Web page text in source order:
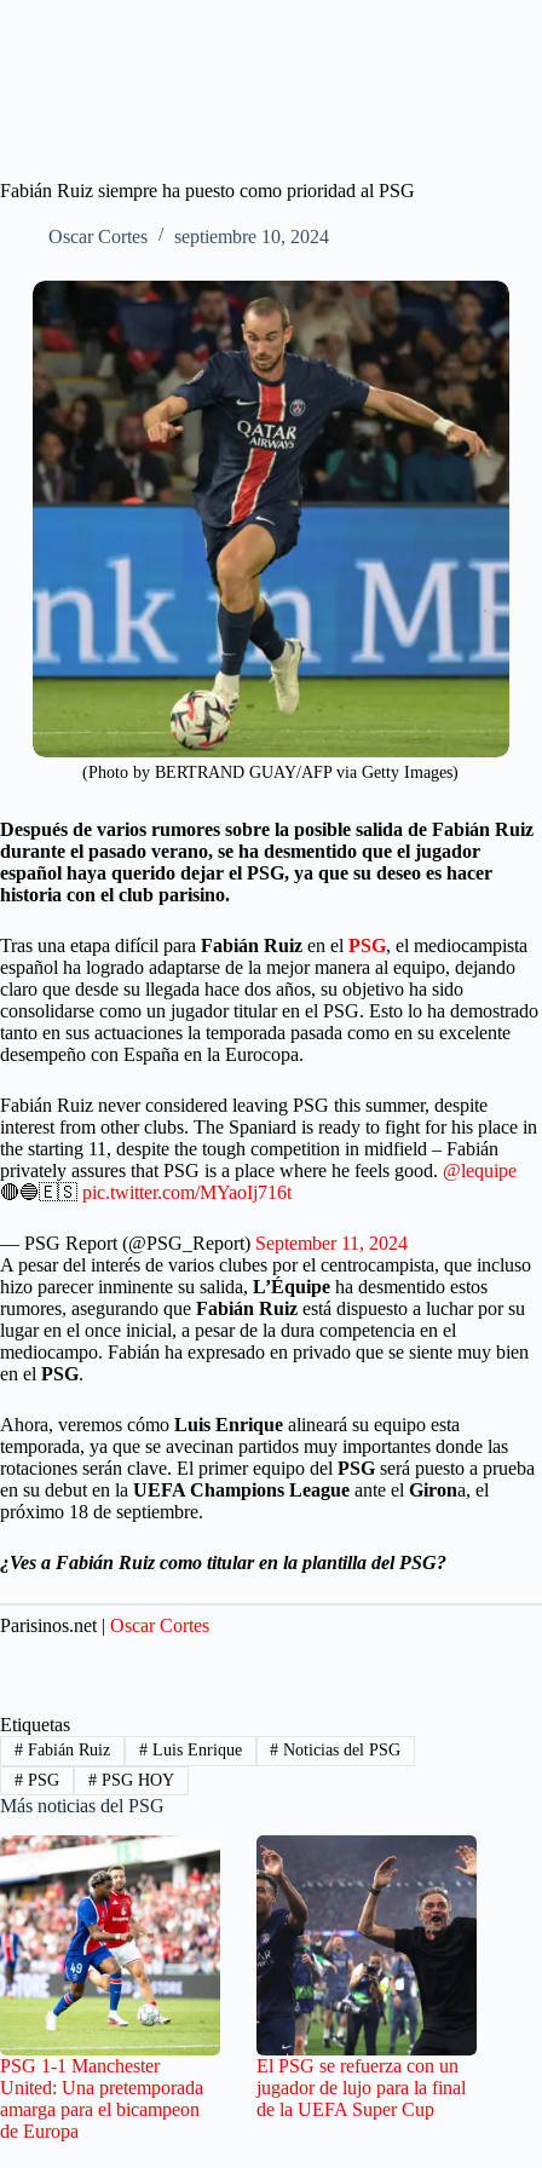
Fabián Ruiz siempre ha puesto como prioridad al PSG
Oscar Cortes septiembre 10, 2024
(Photo by BERTRAND GUAY/AFP via Getty Images)
Después de varios rumores sobre la posible salida de Fabián Ruiz
durante el pasado verano, se ha desmentido que el jugador
español haya querido dejar el PSG, ya que su deseo es hacer
historia con el club parisino.
Tras una etapa difícil para Fabián Ruiz en el PSG, el mediocampista
español ha logrado adaptarse de la mejor manera al equipo, dejando
claro que desde su llegada hace dos años, su objetivo ha sido
consolidarse como un jugador titular en el PSG. Esto lo ha demostrado
tanto en sus actuaciones la temporada pasada como en su excelente
desempeño con España en la Eurocopa.
Fabián Ruiz never considered leaving PSG this summer, despite
interest from other clubs. The Spaniard is ready to fight for his place in
the starting 11, despite the tough competition in midfield – Fabián
privately assures that PSG is a place where he feels good. @lequipe
🔴🔵🇪🇸 pic.twitter.com/MYaoIj716t
— PSG Report (@PSG_Report) September 11, 2024
A pesar del interés de varios clubes por el centrocampista, que incluso
hizo parecer inminente su salida, L’Équipe ha desmentido estos
rumores, asegurando que Fabián Ruiz está dispuesto a luchar por su
lugar en el once inicial, a pesar de la dura competencia en el
mediocampo. Fabián ha expresado en privado que se siente muy bien
en el PSG.
Ahora, veremos cómo Luis Enrique alineará su equipo esta
temporada, ya que se avecinan partidos muy importantes donde las
rotaciones serán clave. El primer equipo del PSG será puesto a prueba
en su debut en la UEFA Champions League ante el Girona, el
próximo 18 de septiembre.
¿Ves a Fabián Ruiz como titular en la plantilla del PSG?
Parisinos.net | Oscar Cortes
Etiquetas
#Fabián Ruiz #Luis Enrique # Noticias del PSG
#PSG #PSG HOY
Más noticias del PSG
PSG 1-1 Manchester
United: Una pretemporada
amarga para el bicampeon
de Europa
El PSG se refuerza con un
jugador de lujo para la final
de la UEFA Super Cup